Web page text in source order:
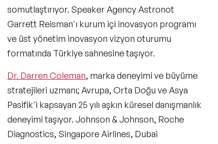
somutlaştırıyor. Speaker Agency Astronot
Garrett Reisman'ı kurum içi inovasyon programı
ve üst yönetim inovasyon vizyon oturumu
formatında Türkiye sahnesine taşıyor.
Dr. Darren Coleman, marka deneyimi ve büyüme
stratejileri uzmanı; Avrupa, Orta Doğu ve Asya
Pasifik'i kapsayan 25 yılı aşkın küresel danışmanlık
deneyimi taşıyor. Johnson & Johnson, Roche
Diagnostics, Singapore Airlines, Dubai
Karbon Ayak İzi Konuşmacıları
Finansal Okuryazarlık Konuşmacıları
Sosyal Sorumluluk Girişimcilik
Konuşmacıları
Kadınlar Günü Konuşmacıları
Global Konuşmacılar
Çözümler